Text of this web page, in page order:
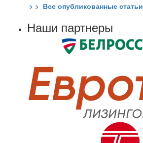
> > Все опубликованные статьи
Наши партнеры